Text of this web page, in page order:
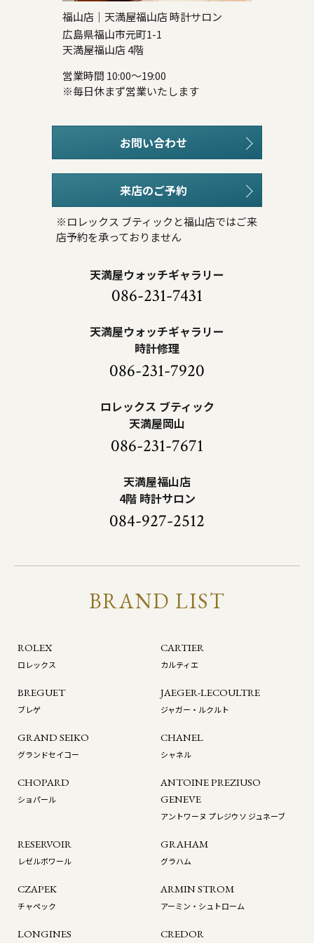
福山店｜天満屋福山店 時計サロン
広島県福山市元町1-1
天満屋福山店 4階
営業時間 10:00～19:00
※毎日休まず営業いたします
お問い合わせ
来店のご予約
※ロレックス ブティックと福山店ではご来
店予約を承っておりません
天満屋ウォッチギャラリー
086-231-7431
天満屋ウォッチギャラリー
時計修理
086-231-7920
ロレックス ブティック
天満屋岡山
086-231-7671
天満屋福山店
4階 時計サロン
084-927-2512
BRAND LIST
ROLEX
ロレックス
CARTIER
カルティエ
BREGUET
ブレゲ
JAEGER-LECOULTRE
ジャガー・ルクルト
GRAND SEIKO
グランドセイコー
CHANEL
シャネル
CHOPARD
ショパール
ANTOINE PREZIUSO
GENEVE
アントワーヌ プレジウソ ジュネーブ
RESERVOIR
レゼルボワール
GRAHAM
グラハム
CZAPEK
チャペック
ARMIN STROM
アーミン・シュトローム
LONGINES CREDOR